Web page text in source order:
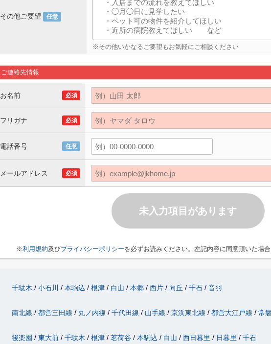
その他ご要望 任意
※その他いかなるご要望もお気軽にご相談ください
ご連絡先情報
お名前 必須
フリガナ 必須
電話番号 任意
メールアドレス 必須
未入力項目があります
※利用規約及びプライバシーポリシーを必ずお読みください。左記内容に同意頂いた場
千駄木 小石川 本駒込 根津 白山 本郷 西片 向丘 千石 音羽
南北線 都営三田線 丸ノ内線 千代田線 山手線 京浜東北線 都営大江戸線 常
後楽園 東大前 千駄木 根津 茗荷谷 本駒込 白山 西日暮里 日暮里 千石